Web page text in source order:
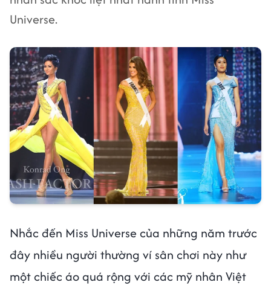
Universe.
Nhắc đến Miss Universe của những năm trước
đây nhiều người thường ví sân chơi này như
một chiếc áo quá rộng với các mỹ nhân Việt